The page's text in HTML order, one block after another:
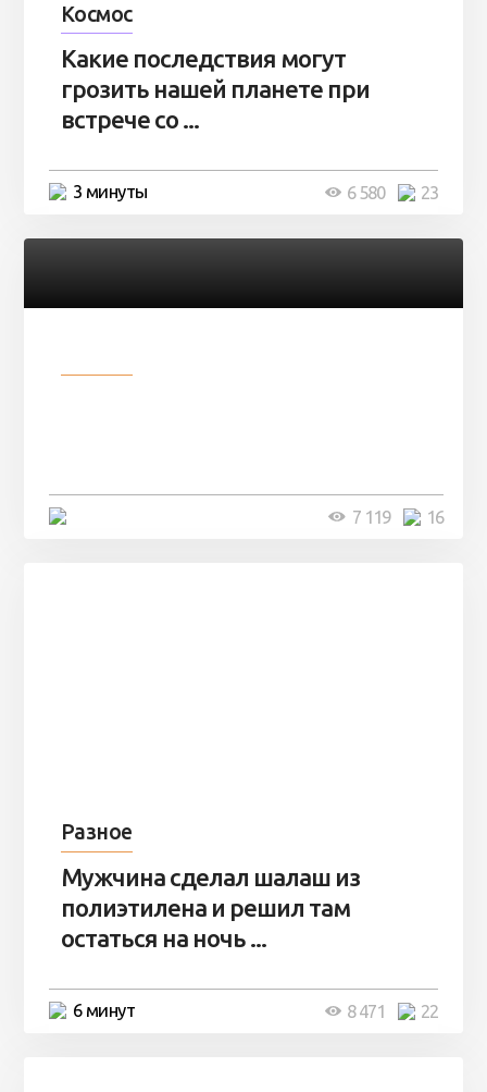
Космос
Какие последствия могут
грозить нашей планете при
встрече со ...
3 минуты 23
6 580
16
7 119
Разное
Мужчина сделал шалаш из
полиэтилена и решил там
остаться на ночь ...
6 минут 22
8 471